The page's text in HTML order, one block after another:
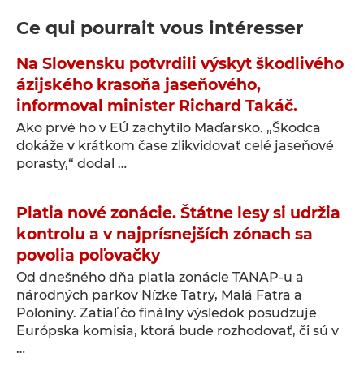
Ce qui pourrait vous intéresser
Na Slovensku potvrdili výskyt škodlivého
ázijského krasoňa jaseňového,
informoval minister Richard Takáč.
Ako prvé ho v EÚ zachytilo Maďarsko. „Škodca
dokáže v krátkom čase zlikvidovať celé jaseňové
porasty,“ dodal …
Platia nové zonácie. Štátne lesy si udržia
kontrolu a v najprísnejších zónach sa
povolia poľovačky
Od dnešného dňa platia zonácie TANAP-u a
národných parkov Nízke Tatry, Malá Fatra a
Poloniny. Zatiaľ čo finálny výsledok posudzuje
Európska komisia, ktorá bude rozhodovať, či sú v
…